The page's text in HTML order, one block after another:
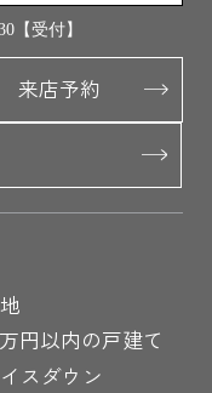
【受付】
来店予約
円以内の戸建て
スダウン